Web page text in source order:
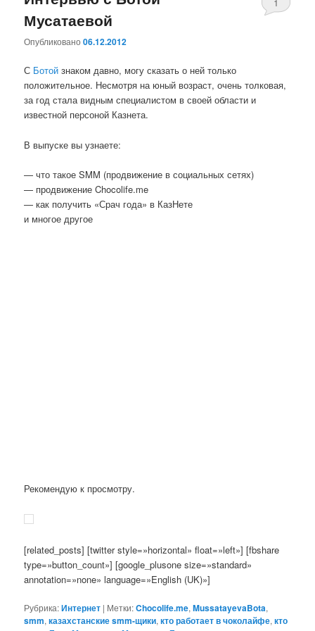
Мусатаевой
Опубликовано06.12.2012
1
С Ботой знаком давно, могу сказать о ней только
положительное. Несмотря на юный возраст, очень толковая,
за год стала видным специалистом в своей области и
известной персоной Казнета.
В выпуске вы узнаете:
— что такое SMM (продвижение в социальных сетях)
— продвижение Chocolife.me
— как получить «Срач года» в КазНете
и многое другое
Рекомендую к просмотру.
[related_posts] [twitter style=»horizontal» float=»left»] [fbshare
type=»button_count»] [google_plusone size=»standard»
annotation=»none» language=»English (UK)»]
Рубрика:Интернет | Метки:Chocolife.me,MussatayevaBota,
smm,казахстанские smm-щики,кто работает в чоколайфе,кто